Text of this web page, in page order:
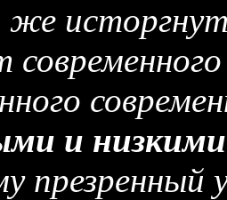
же
и низкими
презренный